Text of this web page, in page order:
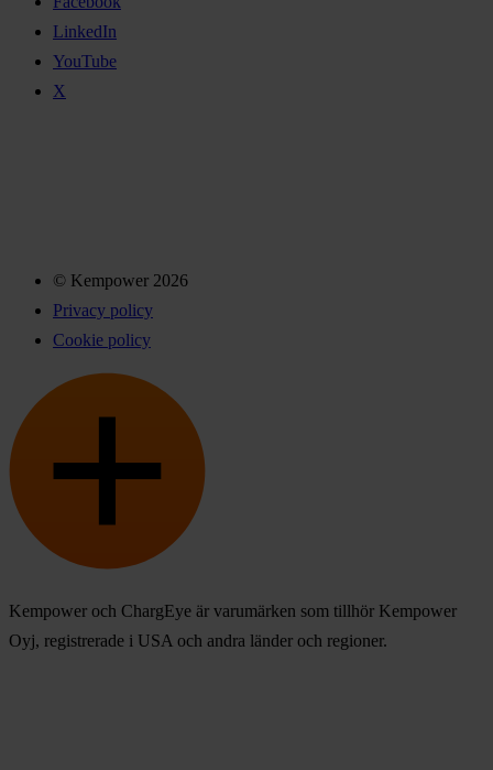
LinkedIn
YouTube
X
© Kempower 2026
Privacy policy
Cookie policy
Kempower och ChargEye är varumärken som tillhör Kempower
Oyj, registrerade i USA och andra länder och regioner.